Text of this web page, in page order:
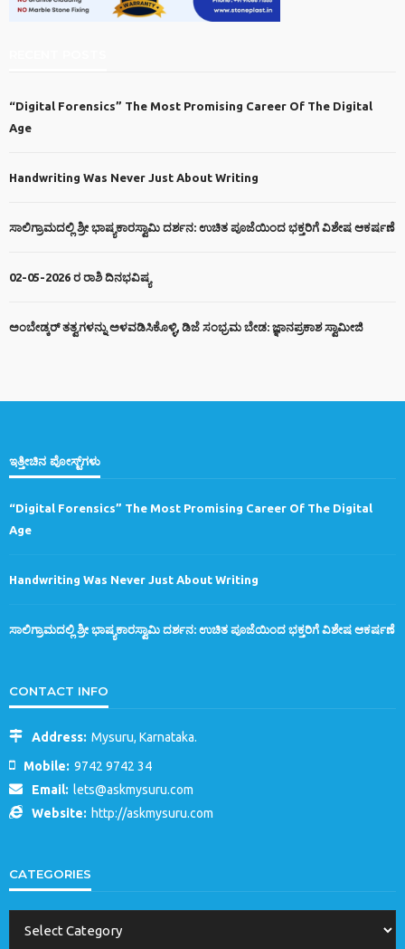
“Digital Forensics” The Most Promising Career Of The Digital
Age
Handwriting Was Never Just About Writing
ಸಾಲಿಗ್ರಾಮದಲ್ಲಿ ಶ್ರೀ ಭಾಷ್ಯಕಾರಸ್ವಾಮಿ ದರ್ಶನ: ಉಚಿತ ಪೂಜೆಯಿಂದ ಭಕ್ತರಿಗೆ ವಿಶೇಷ ಆಕರ್ಷಣೆ
02-05-2026 ರ ರಾಶಿ ದಿನಭವಿಷ್ಯ
ಅಂಬೇಡ್ಕರ್ ತತ್ವಗಳನ್ನು ಅಳವಡಿಸಿಕೊಳ್ಳಿ, ಡಿಜೆ ಸಂಭ್ರಮ ಬೇಡ: ಜ್ಞಾನಪ್ರಕಾಶ ಸ್ವಾಮೀಜಿ
ಇತ್ತೀಚಿನ ಪೋಸ್ಟ್‌ಗಳು
“Digital Forensics” The Most Promising Career Of The Digital
Age
Handwriting Was Never Just About Writing
ಸಾಲಿಗ್ರಾಮದಲ್ಲಿ ಶ್ರೀ ಭಾಷ್ಯಕಾರಸ್ವಾಮಿ ದರ್ಶನ: ಉಚಿತ ಪೂಜೆಯಿಂದ ಭಕ್ತರಿಗೆ ವಿಶೇಷ ಆಕರ್ಷಣೆ
CONTACT INFO
Address: Mysuru, Karnataka.
Mobile: 9742 9742 34
Email: lets@askmysuru.com
Website: http://askmysuru.com
CATEGORIES